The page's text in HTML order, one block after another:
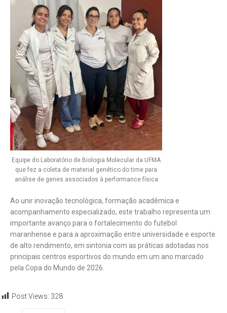
Equipe do Laboratório de Biologia Molecular da UFMA
que fez a coleta de material genético do time para
análise de genes associados à performance física
Ao unir inovação tecnológica, formação acadêmica e
acompanhamento especializado, este trabalho representa um
importante avanço para o fortalecimento do futebol
maranhense e para a aproximação entre universidade e esporte
de alto rendimento, em sintonia com as práticas adotadas nos
principais centros esportivos do mundo em um ano marcado
pela Copa do Mundo de 2026.
Post Views: 328